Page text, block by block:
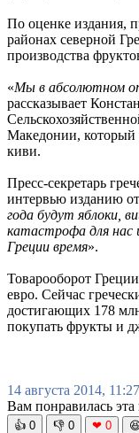
По оценке издания,
районах северной
производства
«Мы в абсолютном
рассказывает
Македонии, который
киви.
Пресс-секретарь
интервью изданию
года будут яблоки,
катастрофа для нас
Греции время».
Товарооборот
евро. Сейчас
достигающих 178
покупать фрукты и
14 августа 2014, 11:27
Вам понравилась
👍 0 👎 0 ❤ 0